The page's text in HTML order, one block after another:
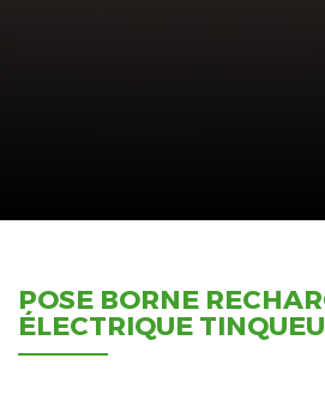
POSE BORNE
ÉLECTRIQUE